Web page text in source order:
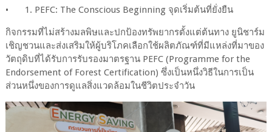
• 1. PEFC: The Conscious Beginning จุดเริ่มต้นที่ยั่งยืน
กิจกรรมที่ไม่สร้างมลพิษและปกป้องทรัพยากรตั้งแต่ต้นทาง ยูนิชาร์ม
เชิญชวนและส่งเสริมให้ผู้บริโภคเลือกใช้ผลิตภัณฑ์ที่มีแหล่งที่มาของ
วัตถุดิบที่ได้รับการรับรองมาตรฐาน PEFC (Programme for the
Endorsement of Forest Certification) ซึ่งเป็นหนึ่งวิธีในการเป็น
ส่วนหนึ่งของการดูแลสิ่งแวดล้อมในชีวิตประจำวัน